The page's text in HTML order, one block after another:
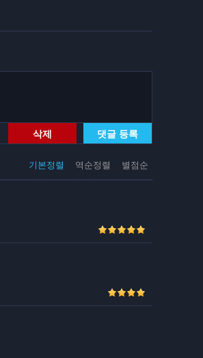
삭제 댓글 등록
기본정렬 역순정렬 별점순